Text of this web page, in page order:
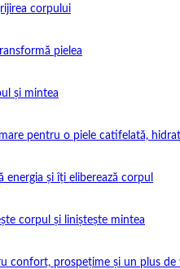
corpului
pielea
și mintea
pentru o piele catifelată,
și îți eliberează corpul
corpul și liniștește mintea
confort, prospețime și un plus de